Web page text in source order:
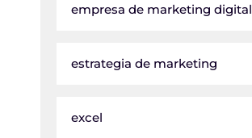
empresa de marketing digital
estrategia de marketing
excel